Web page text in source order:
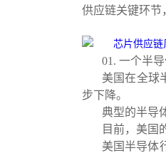
供应链关键环节
01. 一个半
美国在全球
步下降。
典型的半导
目前，美国
美国半导体